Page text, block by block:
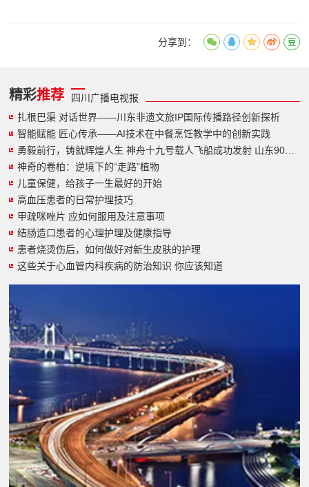
分享到：
精彩推荐
四川广播电视报
扎根巴渠 对话世界——川东非遗文旅IP国际传播路径创新探析
智能赋能 匠心传承——AI技术在中餐烹饪教学中的创新实践
神奇的卷柏：逆境下的“走路”植物
儿童保健，给孩子一生最好的开始
高血压患者的日常护理技巧
甲疏咪唑片 应如何服用及注意事项
结肠造口患者的心理护理及健康指导
患者烧烫伤后，如何做好对新生皮肤的护理
这些关于心血管内科疾病的防治知识 你应该知道